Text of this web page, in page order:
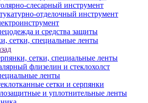
слесарный инструмент
отделочный инструмент
и средства защиты
сетки, специальные ленты
сетки, специальные ленты
флизелин и стеклохолст
ленты
сетки и серпянки
и уплотнительные ленты